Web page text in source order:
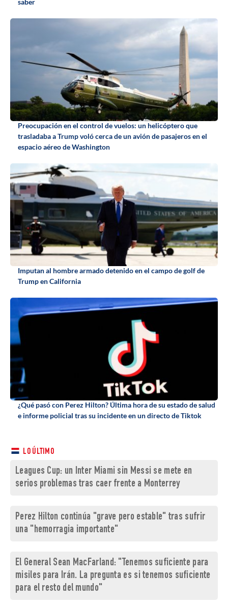
saber
Preocupación en el control de vuelos: un helicóptero que
trasladaba a Trump voló cerca de un avión de pasajeros en el
espacio aéreo de Washington
Imputan al hombre armado detenido en el campo de golf de
Trump en California
¿Qué pasó con Perez Hilton? Última hora de su estado de salud
e informe policial tras su incidente en un directo de Tiktok
LO ÚLTIMO
Leagues Cup: un Inter Miami sin Messi se mete en
serios problemas tras caer frente a Monterrey
Perez Hilton continúa "grave pero estable" tras sufrir
una "hemorragia importante"
El General Sean MacFarland: "Tenemos suficiente para
misiles para Irán. La pregunta es si tenemos suficiente
para el resto del mundo"